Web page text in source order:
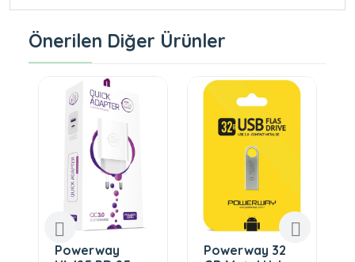
Önerilen Diğer Ürünler
Powerway
Powerway 32